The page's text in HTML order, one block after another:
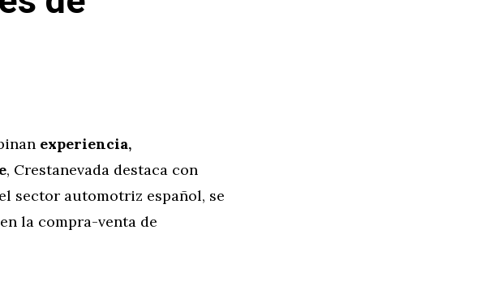
experiencia,
, Crestanevada destaca con
sector automotriz español, se
la compra-venta de